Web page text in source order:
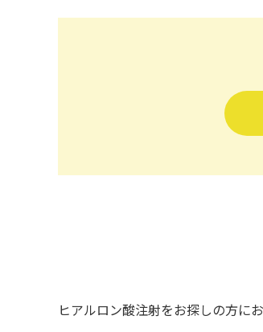
ヒアルロン酸注射をお探しの方に